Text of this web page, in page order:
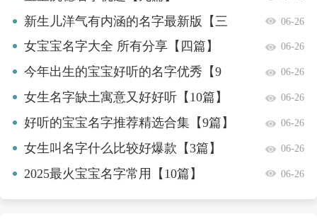
新生儿洋气有内涵的名字最新版【三
篇】
06-26
女宝宝名字大全 所有分享【四篇】 06-26
今年出生的宝宝好听的名字优秀【9
篇】
06-26
女生名字缺土寓意又好好听【10篇】 06-26
好听的宝宝名字推荐精选合集【9篇】 06-26
女生叫名字什么比较好爆款【3篇】 06-26
2025最火宝宝名字常用【10篇】 06-26